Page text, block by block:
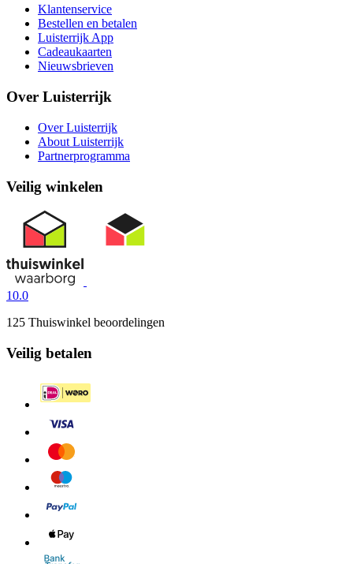
Klantenservice
Bestellen en betalen
Luisterrijk App
Cadeaukaarten
Nieuwsbrieven
Over Luisterrijk
Over Luisterrijk
About Luisterrijk
Partnerprogramma
Veilig winkelen
10.0
125 Thuiswinkel beoordelingen
Veilig betalen